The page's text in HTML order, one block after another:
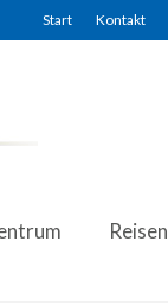
Start Kontakt
Reisen